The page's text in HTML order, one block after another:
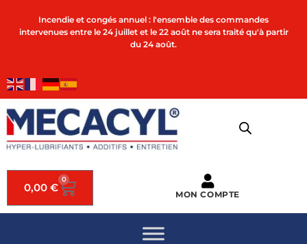
Incendie et congés annuel : l'ensemble des commandes
intervenues entre le 24 juillet et le 22 août ne sera traité qu'à partir
du 24 août.
0,00 €
0
MON COMPTE